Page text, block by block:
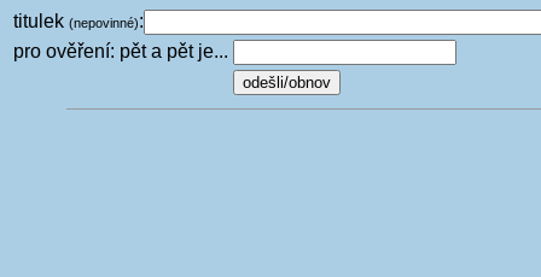
titulek (nepovinné):
pro ověření: pět a pět je...